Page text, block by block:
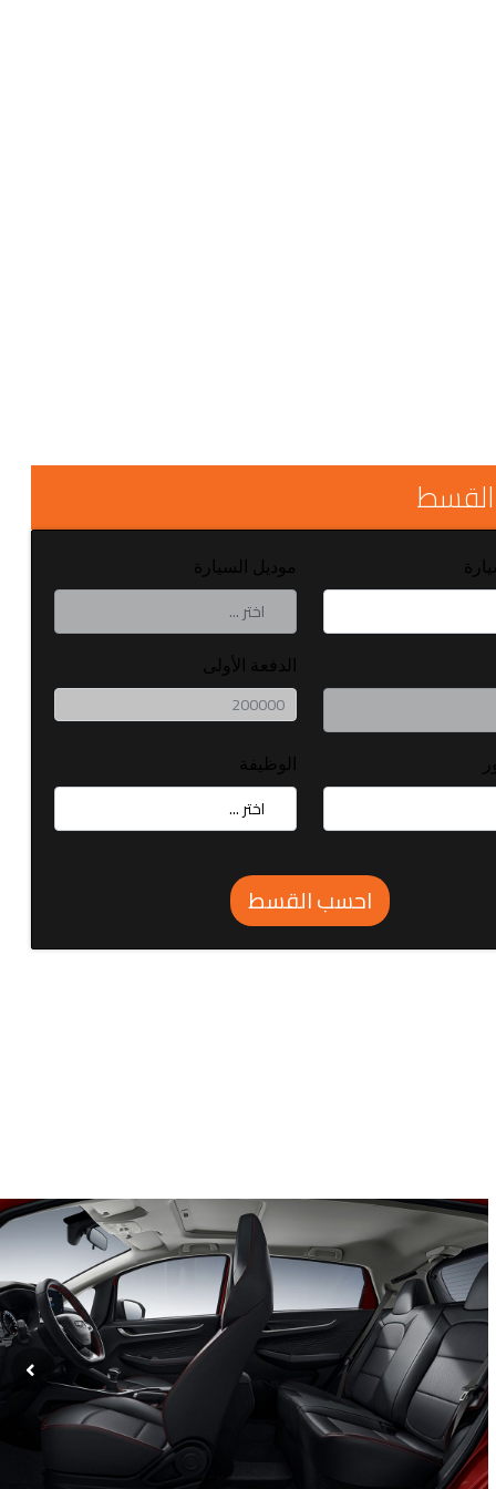
موديل السيارة
الدفعة الأولى
الوظيفة
احسب القسط